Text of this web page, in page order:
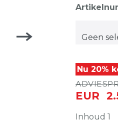
Nu 20%
EUR
Inhoud 1